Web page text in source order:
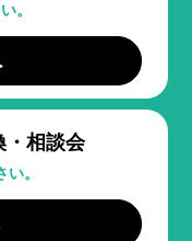
。
・相談会
。